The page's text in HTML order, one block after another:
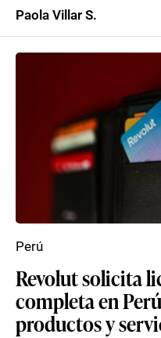
Paola Villar S.
Revolut solicita
completa en
productos y
Perú